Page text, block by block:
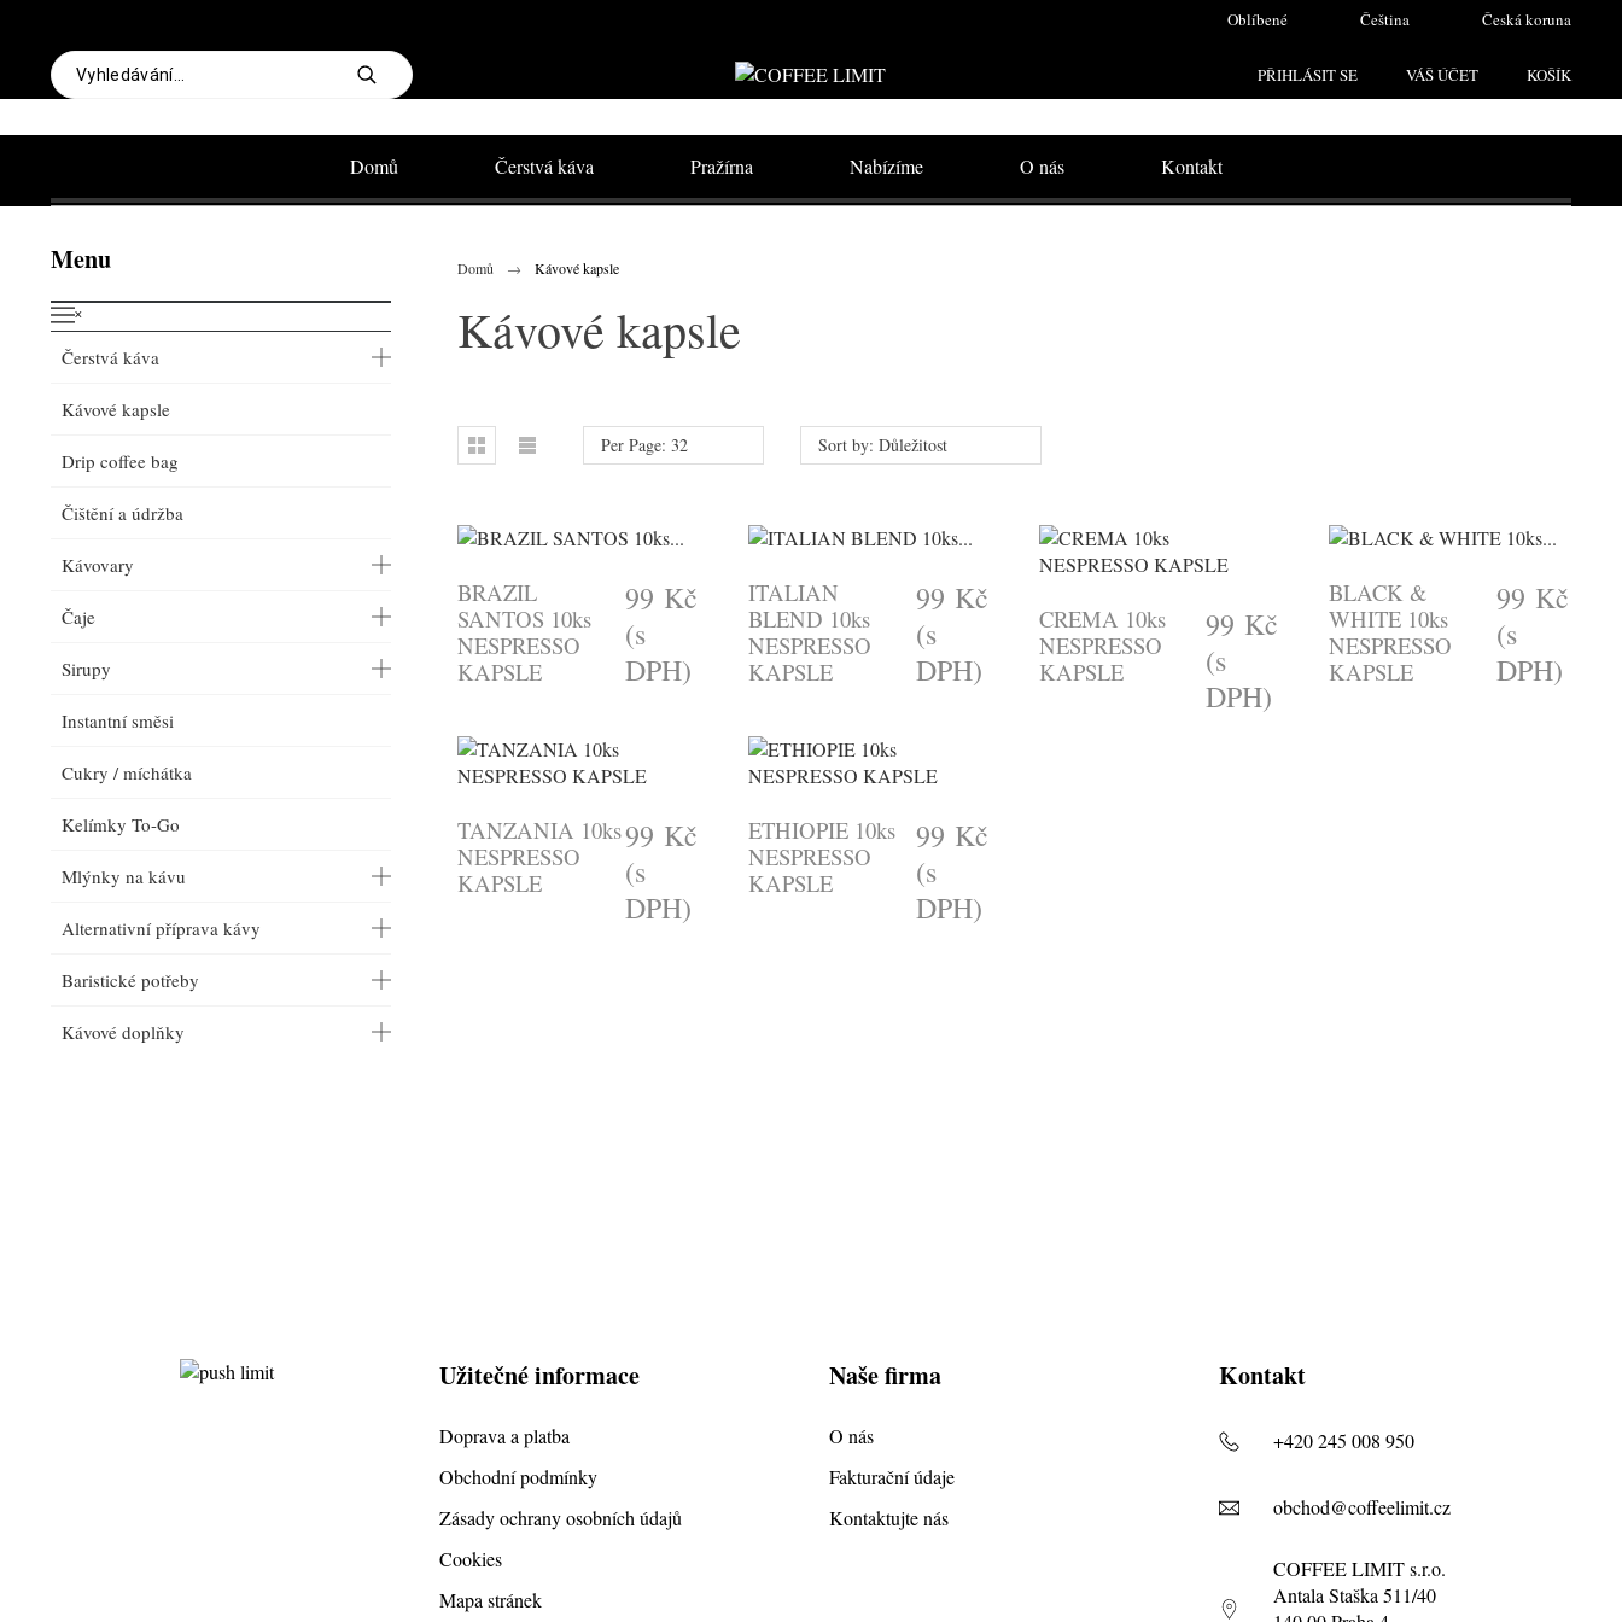
Oblíbené Čeština Česká koruna
PŘIHLÁSIT SE VÁŠ ÚČET KOŠÍK
Domů Čerstvá káva Pražírna Nabízíme O nás Kontakt
Menu
˟
Čerstvá káva
Kávové kapsle
Drip coffee bag
Čištění a údržba
Kávovary
Čaje
Sirupy
Instantní směsi
Cukry / míchátka
Kelímky To-Go
Mlýnky na kávu
Alternativní příprava kávy
Baristické potřeby
Kávové doplňky
Domů Kávové kapsle
Kávové kapsle
Per Page: 32 Sort by: Důležitost
BRAZIL
SANTOS 10ks
NESPRESSO
KAPSLE
99 Kč
(s
DPH)
ITALIAN
BLEND 10ks
NESPRESSO
KAPSLE
99 Kč
(s
DPH)
CREMA 10ks
NESPRESSO
KAPSLE
99 Kč
(s
DPH)
BLACK &
WHITE 10ks
NESPRESSO
KAPSLE
99 Kč
(s
DPH)
TANZANIA 10ks
NESPRESSO
KAPSLE
99 Kč
(s
DPH)
ETHIOPIE 10ks
NESPRESSO
KAPSLE
99 Kč
(s
DPH)
Užitečné informace
Doprava a platba
Obchodní podmínky
Zásady ochrany osobních údajů
Cookies
Mapa stránek
Naše firma
O nás
Fakturační údaje
Kontaktujte nás
Kontakt
+420 245 008 950
obchod@coffeelimit.cz
COFFEE LIMIT s.r.o.
Antala Staška 511/40